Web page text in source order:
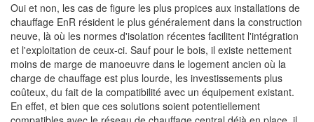
Oui et non, les cas de figure les plus propices aux installations de
chauffage EnR résident le plus généralement dans la construction
neuve, là où les normes d'isolation récentes facilitent l'intégration
et l'exploitation de ceux-ci. Sauf pour le bois, il existe nettement
moins de marge de manoeuvre dans le logement ancien où la
charge de chauffage est plus lourde, les investissements plus
coûteux, du fait de la compatibilité avec un équipement existant.
En effet, et bien que ces solutions soient potentiellement